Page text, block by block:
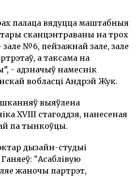
палаца вядуцца маштабныя
сканцэнтраваны на трох
№6, пейзажнай зале, зале
а таксама на
- адзначыў намеснік
вобласці Андрэй Жук.
выяўлена
XVIII стагоддзя, нанесеная
па тынкоўцы.
дызайн-студыі
"Асаблівую
жаночы партрэт,